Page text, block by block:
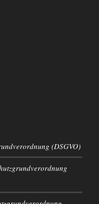
(DSGVO)